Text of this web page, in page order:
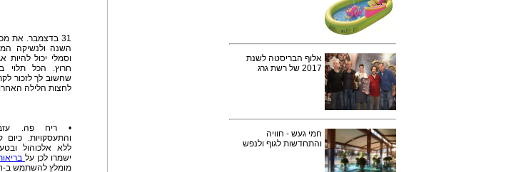
אלוף הבריסטה לשנת
2017 של רשת גרג
חמי געש - חוויה
והתחדשות לגוף ולנפש
31 בדצמבר. את
השנה ולנשיקה
וסמלי יכול להיות
חרוץ. הכל תלוי
שחשוב לך לזכור
לחצות הלילה
• ריח פה.
והתעסקויות. כיום
ללא אלכוהול
ישמרו לכן על
מומלץ להשתמש ב-OxyFresh, מי-פה בטעם לימון לפתרון מיידי לריחות פה.